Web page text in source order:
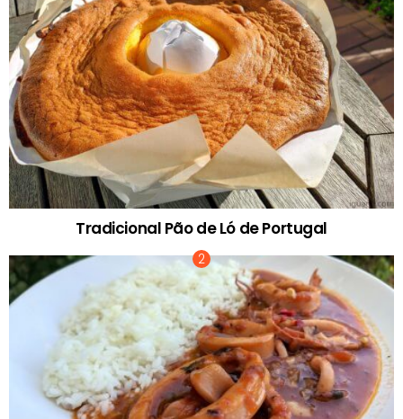
Tradicional Pão de Ló de Portugal